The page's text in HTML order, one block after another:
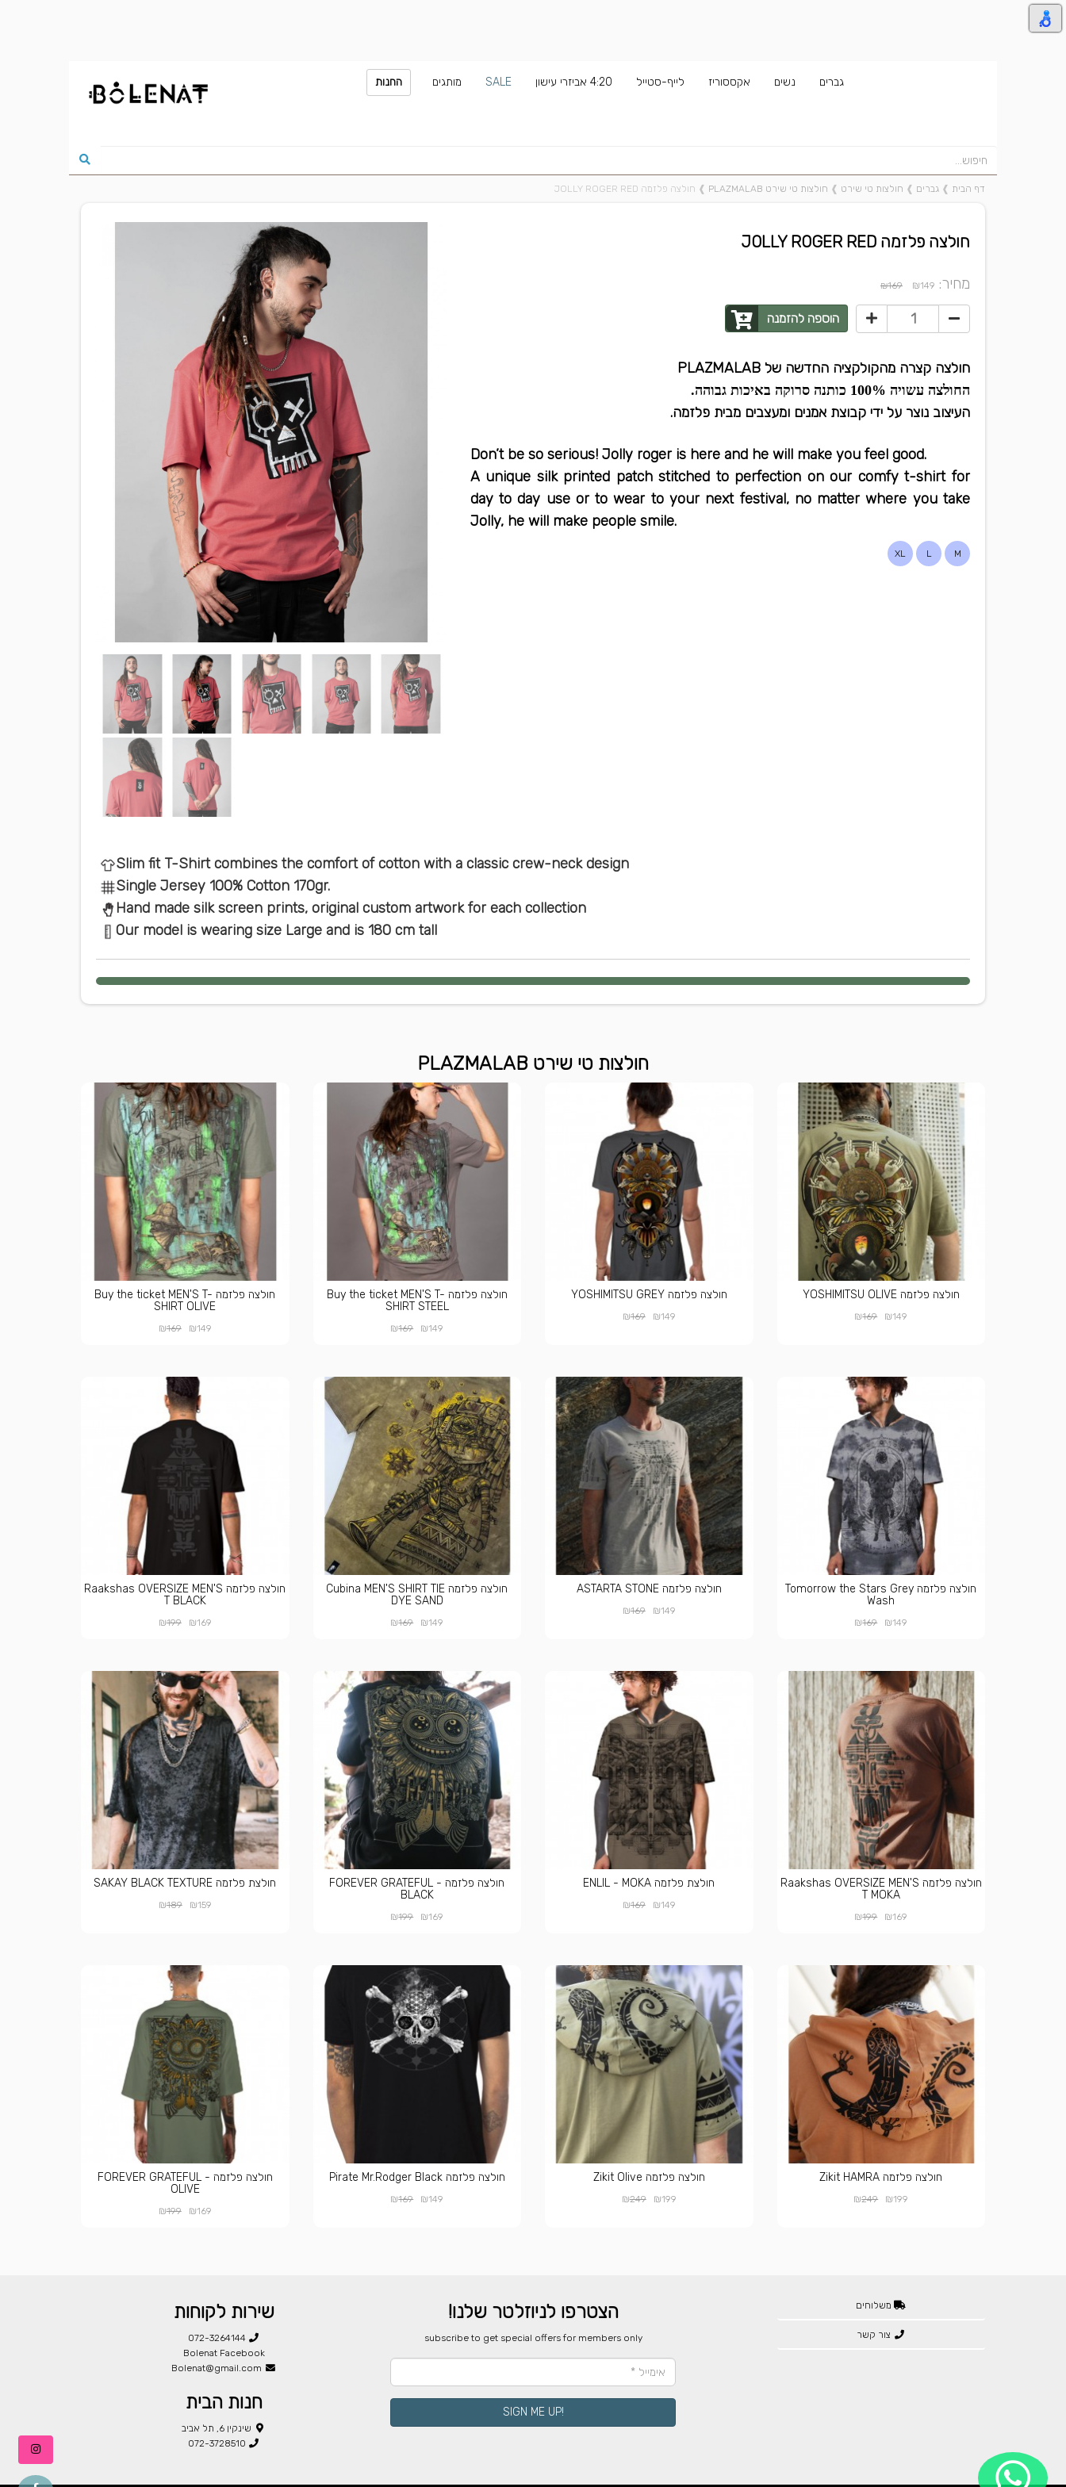
גברים נשים אקססוריז לייף-סטייל 4:20 אביזרי עישון SALE מותגים החנות
דף הבית ❱ גברים ❱ חולצות טי שירט ❱ חולצות טי שירט PLAZMALAB ❱ חולצה פלזמה JOLLY ROGER RED
חולצה פלזמה JOLLY ROGER RED
מחיר: ₪149
₪169
הוספה להזמנה
חולצה קצרה מהקולקציה החדשה של PLAZMALAB
החולצה עשויה 100% כותנה סרוקה באיכות גבוהה.
העיצוב נוצר על ידי קבוצת אמנים ומעצבים מבית פלזמה.
Don’t be so serious! Jolly roger is here and he will make you feel good.
A unique silk printed patch stitched to perfection on our comfy t-shirt for
day to day use or to wear to your next festival, no matter where you take
Jolly, he will make people smile.
M
L
XL
Slim fit T-Shirt combines the comfort of cotton with a classic crew-neck design
Single Jersey 100% Cotton 170gr.
Hand made silk screen prints, original custom artwork for each collection
Our model is wearing size Large and is 180 cm tall
חולצות טי שירט PLAZMALAB
חולצה פלזמה YOSHIMITSU OLIVE
₪149
₪169
חולצה פלזמה YOSHIMITSU GREY
₪149
₪169
חולצה פלזמה Buy the ticket MEN'S T-
SHIRT STEEL
₪149
₪169
חולצה פלזמה Buy the ticket MEN'S T-
SHIRT OLIVE
₪149
₪169
חולצה פלזמה Tomorrow the Stars Grey
Wash
₪149
₪169
חולצה פלזמה ASTARTA STONE
₪149
₪169
חולצה פלזמה Cubina MEN'S SHIRT TIE
DYE SAND
₪149
₪169
חולצה פלזמה Raakshas OVERSIZE MEN'S
T BLACK
₪169
₪199
חולצה פלזמה Raakshas OVERSIZE MEN'S
T MOKA
₪169
₪199
חולצת פלזמה ENLIL - MOKA
₪149
₪169
חולצה פלזמה FOREVER GRATEFUL -
BLACK
₪169
₪199
חולצת פלזמה SAKAY BLACK TEXTURE
₪159
₪189
חולצה פלזמה Zikit HAMRA
₪199
₪249
חולצה פלזמה Zikit Olive
₪199
₪249
חולצה פלזמה Pirate Mr.Rodger Black
₪149
₪169
חולצה פלזמה FOREVER GRATEFUL -
OLIVE
₪169
₪199
משלוחים
צור קשר
הצטרפו לניוזלטר שלנו!
​subscribe to get special offers for members only
!SIGN ME UP
שירות לקוחות
072-3264144
Bolenat Facebook
Bolenat@gmail.com
חנות הבית
שינקין 6, תל אביב
072-3728510